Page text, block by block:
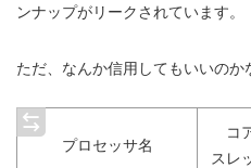
ンナップがリークされています。
ただ、なんか信用してもいいのか
プロセッサ名
コ
スレ